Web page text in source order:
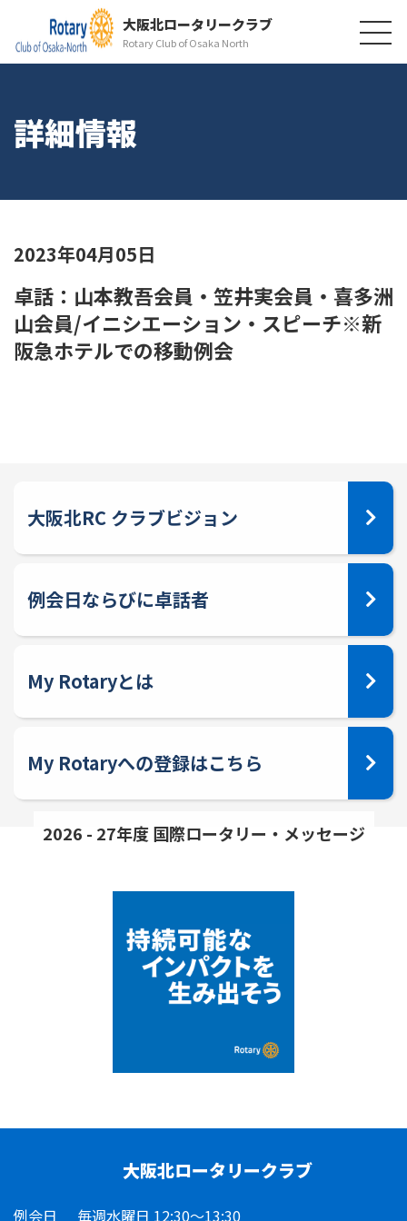
大阪北ロータリークラブ
Rotary Club of Osaka North
詳細情報
2023年04月05日
卓話：山本教吾会員・笠井実会員・喜多洲
山会員/イニシエーション・スピーチ※新
阪急ホテルでの移動例会
大阪北RC クラブビジョン
例会日ならびに卓話者
My Rotaryとは
My Rotaryへの登録はこちら
2026 - 27年度 国際ロータリー・メッセージ
大阪北ロータリークラブ
例会日 毎週水曜日 12:30～13:30